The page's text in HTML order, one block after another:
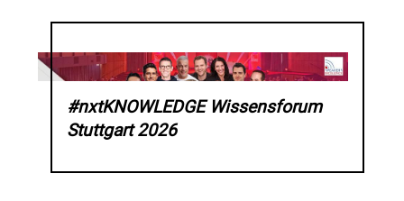
#nxtKNOWLEDGE Wissensforum
Stuttgart 2026